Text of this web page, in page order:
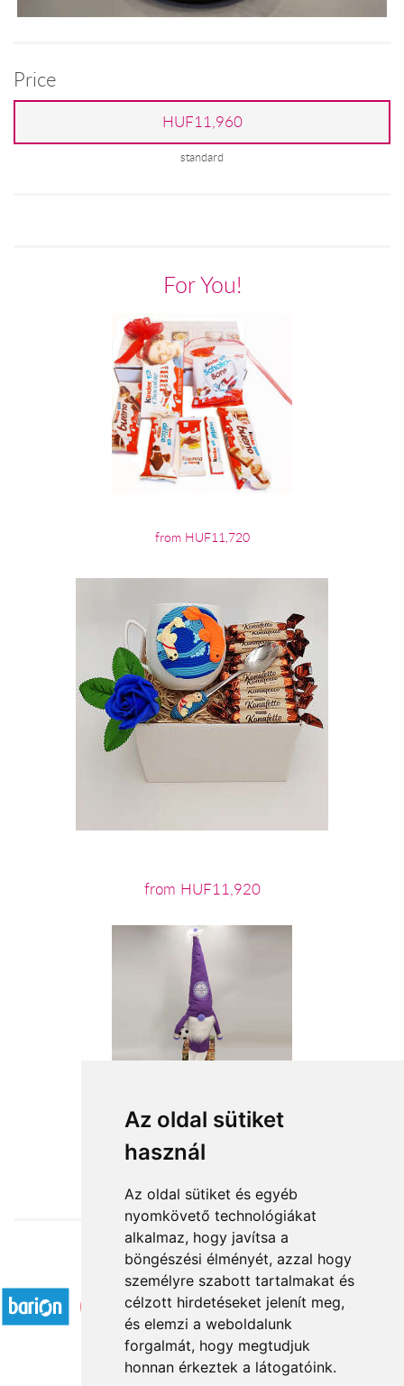
Az oldal sütiket
használ
Az oldal sütiket és egyéb
nyomkövető technológiákat
alkalmaz, hogy javítsa a
böngészési élményét, azzal hogy
személyre szabott tartalmakat és
célzott hirdetéseket jelenít meg,
és elemzi a weboldalunk
forgalmát, hogy megtudjuk
honnan érkeztek a látogatóink.
Price
HUF11,960
standard
For You!
from HUF11,720
from HUF11,920
from HUF15,600
Accepted payment methods